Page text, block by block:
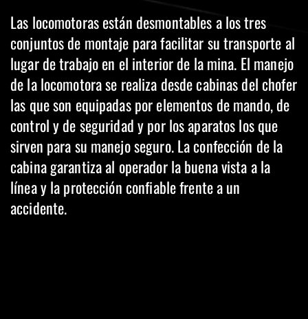
Las locomotoras están desmontables a los tres
conjuntos de montaje para facilitar su transporte al
lugar de trabajo en el interior de la mina. El manejo
de la locomotora se realiza desde cabinas del chofer
las que son equipadas por elementos de mando, de
control y de seguridad y por los aparatos los que
sirven para su manejo seguro. La confección de la
cabina garantiza al operador la buena vista a la
línea y la protección confiable frente a un
accidente.